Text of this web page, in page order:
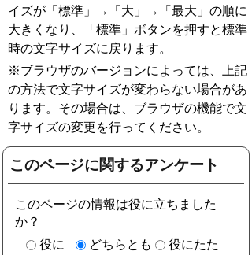
イズが「標準」→「大」→「最大」の順に
大きくなり、「標準」ボタンを押すと標準
時の文字サイズに戻ります。
※ブラウザのバージョンによっては、上記
の方法で文字サイズが変わらない場合があ
ります。その場合は、ブラウザの機能で文
字サイズの変更を行ってください。
このページに関するアンケート
このページの情報は役に立ちました
か？
役に
どちらとも
役にたた